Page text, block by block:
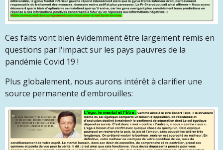
Ces faits vont bien évidemment être largement remis en
questions par l'impact sur les pays pauvres de la
pandémie Covid 19 !
Plus globalement, nous aurons intérêt à clarifier une
source permanente d'embrouilles: